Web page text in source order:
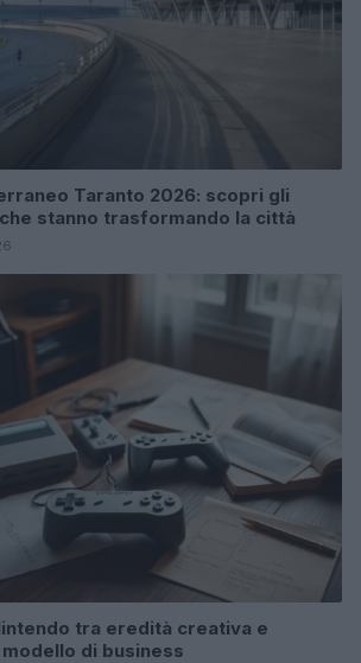
Taranto 2026: scopri gli
stanno trasformando la città
tra eredità creativa e
di business